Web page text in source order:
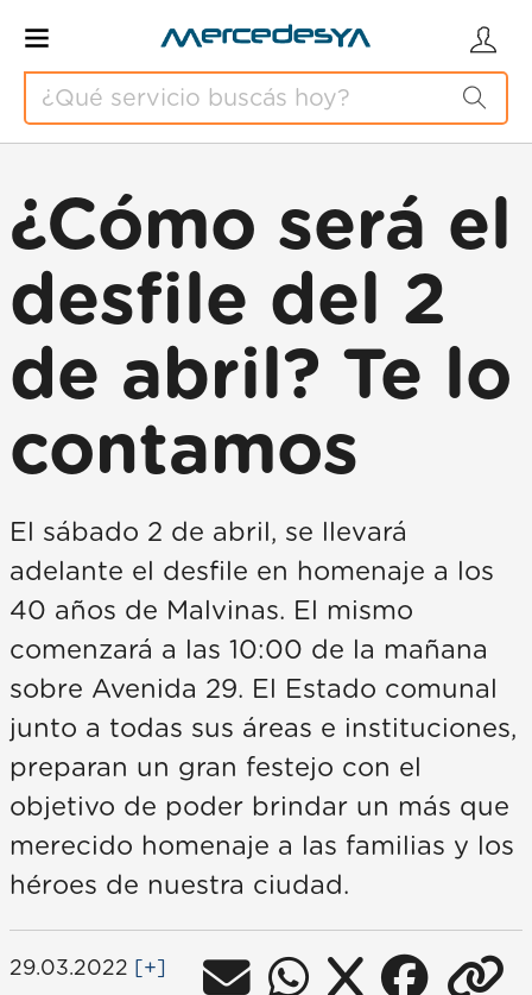
¿Cómo será el
desfile del 2
de abril? Te lo
contamos
El sábado 2 de abril, se llevará
adelante el desfile en homenaje a los
40 años de Malvinas. El mismo
comenzará a las 10:00 de la mañana
sobre Avenida 29. El Estado comunal
junto a todas sus áreas e instituciones,
preparan un gran festejo con el
objetivo de poder brindar un más que
merecido homenaje a las familias y los
héroes de nuestra ciudad.
29.03.2022 [+]